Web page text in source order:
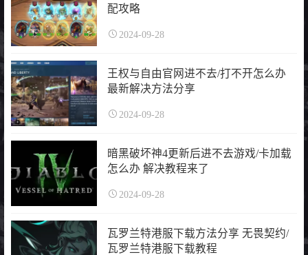
配攻略
2024-09-28
王权与自由官网进不去/打不开怎么办
最新解决方法分享
2024-09-28
暗黑破坏神4更新后进不去游戏/卡加载
怎么办 解决教程来了
2024-09-28
瓦罗兰特港服下载方法分享 无畏契约/
瓦罗兰特港服下载教程